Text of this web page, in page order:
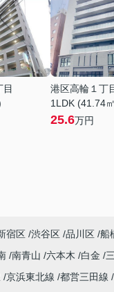
港区高輪１丁
1LDK (41.74
25.6万円
宿区 渋谷区 品川区 船
南青山 六本木 白金
京浜東北線 都営三田線